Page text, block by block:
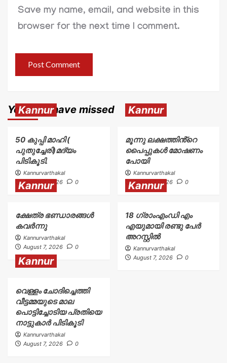
Save my name, email, and website in this
browser for the next time I comment.
You may have missed
Kannur
50 കുപ്പി മാഹി (
പുതുച്ചേരി)മദ്യം
പിടികൂടി.
Kannurvarthakal
August 7, 2026
0
Kannur
മൂന്നു ലക്ഷത്തിൻ്റെ
പൈപ്പുകൾ മോഷണം
പോയി
Kannurvarthakal
August 7, 2026
0
Kannur
ക്ഷേത്ര ഭണ്ഡാരങ്ങൾ
കവർന്നു
Kannurvarthakal
August 7, 2026
0
Kannur
18 ഗ്രാംഎംഡി എം
എയുമായി രണ്ടു പേർ
അറസ്റ്റിൽ
Kannurvarthakal
August 7, 2026
0
Kannur
വെള്ളം ചോദിച്ചെത്തി
വീട്ടമ്മയുടെ മാല
പൊട്ടിച്ചോടിയ പ്രതിയെ
നാട്ടുകാർ പിടികൂടി
Kannurvarthakal
August 7, 2026
0